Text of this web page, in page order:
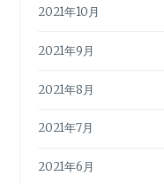
2021年10月
2021年9月
2021年8月
2021年7月
2021年6月